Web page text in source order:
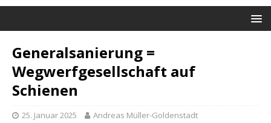
Generalsanierung =
Wegwerfgesellschaft auf
Schienen
25. Januar 2025 Andreas Müller-Goldenstadt